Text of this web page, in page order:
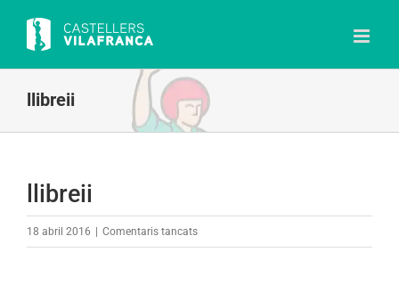
content
llibreii
llibreii
18 abril 2016 Comentaris tancatsa